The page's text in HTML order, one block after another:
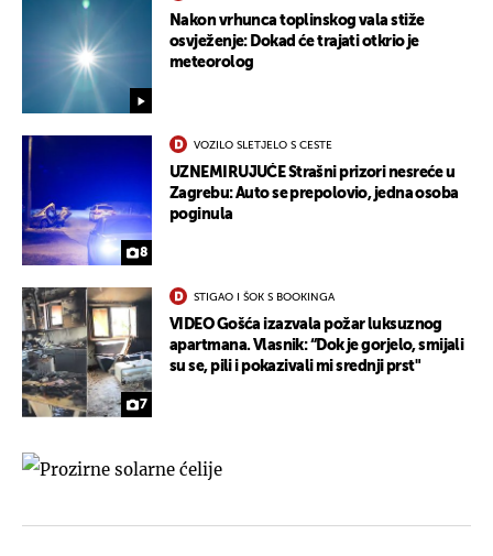
Nakon vrhunca toplinskog vala stiže
osvježenje: Dokad će trajati otkrio je
meteorolog
8
VOZILO SLETJELO S CESTE
UZNEMIRUJUĆE Strašni prizori nesreće u
Zagrebu: Auto se prepolovio, jedna osoba
poginula
7
STIGAO I ŠOK S BOOKINGA
VIDEO Gošća izazvala požar luksuznog
apartmana. Vlasnik: “Dok je gorjelo, smijali
su se, pili i pokazivali mi srednji prst"